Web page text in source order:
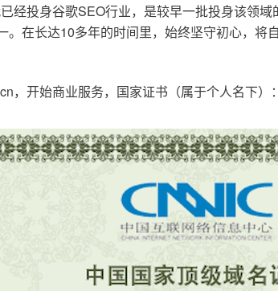
经投身谷歌SEO行业，是较早一批投身该领
在长达10多年的时间里，始终坚守初心，
开始商业服务，国家证书（属于个人名下）：